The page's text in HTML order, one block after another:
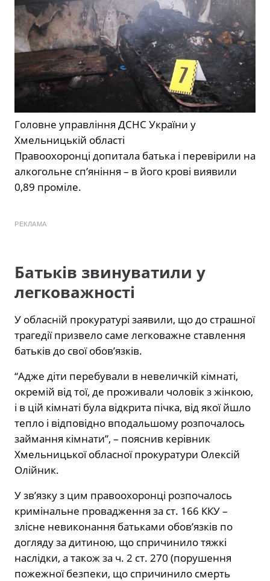
Головне управління ДСНС України у
Хмельницькій області
Правоохоронці допитала батька і перевірили на
алкогольне сп’яніння – в його крові виявили
0,89 проміле.
РЕКЛАМА
Батьків звинуватили у
легковажності
У обласній прокуратурі заявили, що до страшної
трагедії призвело саме легковажне ставлення
батьків до свої обов’язків.
“Адже діти перебували в невеличкій кімнаті,
окремій від тої, де проживали чоловік з жінкою,
і в цій кімнаті була відкрита пічка, від якої йшло
тепло і відповідно вподальшому розпочалось
займання кімнати”, – пояснив керівник
Хмельницької обласної прокуратури Олексій
Олійник.
У зв’язку з цим правоохоронці розпочалось
кримінальне провадження за ст. 166 ККУ –
злісне невиконання батьками обов’язків по
догляду за дитиною, що спричинило тяжкі
наслідки, а також за ч. 2 ст. 270 (порушення
пожежної безпеки, що спричинило смерть